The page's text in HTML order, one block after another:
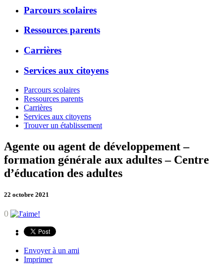
Parcours scolaires
Ressources parents
Carrières
Services aux citoyens
Parcours scolaires
Ressources parents
Carrières
Services aux citoyens
Trouver un établissement
Agente ou agent de développement –
formation générale aux adultes – Centre
d’éducation des adultes
22 octobre 2021
0
Envoyer à un ami
Imprimer